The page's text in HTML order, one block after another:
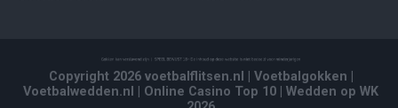
Copyright 2026 voetbalflitsen.nl | Voetbalgokken
Voetbalwedden.nl
| Online Casino Top 10 | Wedden op WK